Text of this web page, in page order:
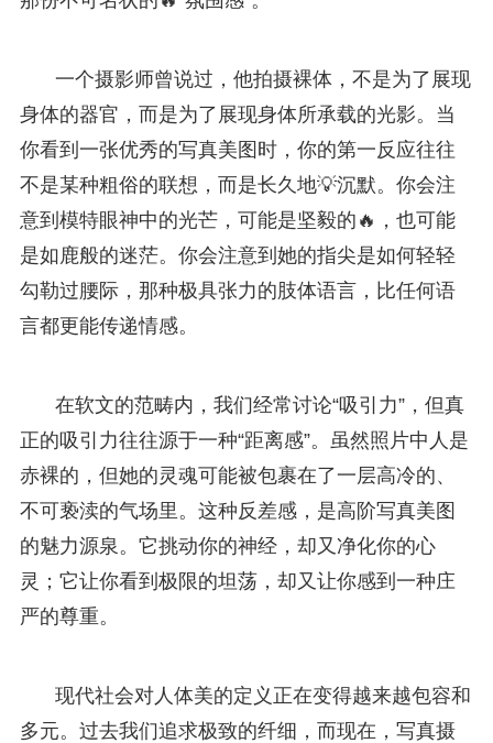
一个摄影师曾说过，他拍摄裸体，不是为了展现
身体的器官，而是为了展现身体所承载的光影。当
你看到一张优秀的写真美图时，你的第一反应往往
不是某种粗俗的联想，而是长久地💡沉默。你会注
意到模特眼神中的光芒，可能是坚毅的🔥，也可能
是如鹿般的迷茫。你会注意到她的指尖是如何轻轻
勾勒过腰际，那种极具张力的肢体语言，比任何语
言都更能传递情感。
在软文的范畴内，我们经常讨论“吸引力”，但真
正的吸引力往往源于一种“距离感”。虽然照片中人是
赤裸的，但她的灵魂可能被包裹在了一层高冷的、
不可亵渎的气场里。这种反差感，是高阶写真美图
的魅力源泉。它挑动你的神经，却又净化你的心
灵；它让你看到极限的坦荡，却又让你感到一种庄
严的尊重。
现代社会对人体美的定义正在变得越来越包容和
多元。过去我们追求极致的纤细，而现在，写真摄